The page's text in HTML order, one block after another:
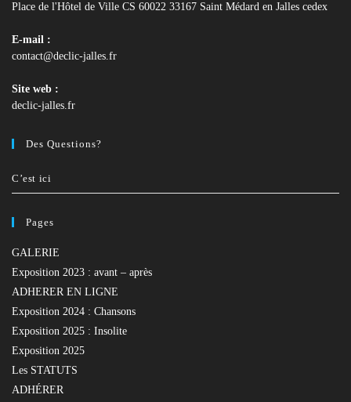
Place de l'Hôtel de Ville CS 60022 33167 Saint Médard en Jalles cedex
E-mail :
contact@declic-jalles.fr
Site web :
declic-jalles.fr
Des Questions?
C’est ici
Pages
GALERIE
Exposition 2023 : avant – après
ADHERER EN LIGNE
Exposition 2024 : Chansons
Exposition 2025 : Insolite
Exposition 2025
Les STATUTS
ADHÉRER